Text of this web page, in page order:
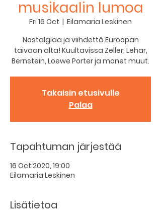
musikaalin lumoa
Fri 16 Oct
  |
Eilamaria Leskinen
Nostalgiaa ja viihdettä Euroopan
taivaan alta! Kuultavissa Zeller, Lehar,
Bernstein, Loewe Porter ja monet muut.
Takaisin etusivulle
Palaa
Tapahtuman järjestää
16 Oct 2020, 19:00
Eilamaria Leskinen
Lisätietoa